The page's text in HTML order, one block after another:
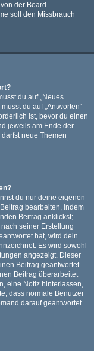
der Board-
soll den Missbrauch
du auf „Neues
du auf „Antworten“
ist, bevor du einen
jeweils am Ende der
neue Themen
du nur deine eigenen
bearbeiten, indem
Beitrag anklickst;
seiner Erstellung
hat, wird dein
Es wird sowohl
angezeigt. Dieser
Beitrag geantwortet
Beitrag überarbeitet
eine Notiz hinterlassen,
dass normale Benutzer
darauf geantwortet